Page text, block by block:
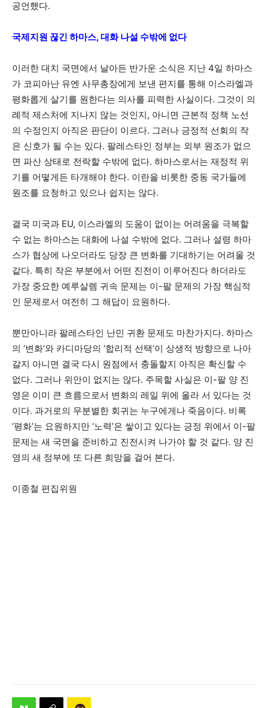
공언했다.
국제지원 끊긴 하마스, 대화 나설 수밖에 없다
이러한 대치 국면에서 날아든 반가운 소식은 지난 4일 하마스
가 코피아난 유엔 사무총장에게 보낸 편지를 통해 이스라엘과
평화롭게 살기를 원한다는 의사를 피력한 사실이다. 그것이 의
례적 제스처에 지나지 않는 것인지, 아니면 근본적 정책 노선
의 수정인지 아직은 판단이 이르다. 그러나 긍정적 선회의 작
은 신호가 될 수는 있다. 팔레스타인 정부는 외부 원조가 없으
면 파산 상태로 전락할 수밖에 없다. 하마스로서는 재정적 위
기를 어떻게든 타개해야 한다. 이란을 비롯한 중동 국가들에
원조를 요청하고 있으나 쉽지는 않다.
결국 미국과 EU, 이스라엘의 도움이 없이는 어려움을 극복할
수 없는 하마스는 대화에 나설 수밖에 없다. 그러나 설령 하마
스가 협상에 나오더라도 당장 큰 변화를 기대하기는 어려울 것
같다. 특히 작은 부분에서 어떤 진전이 이루어진다 하더라도
가장 중요한 예루살렘 귀속 문제는 이-팔 문제의 가장 핵심적
인 문제로서 여전히 그 해답이 요원하다.
뿐만아니라 팔레스타인 난민 귀환 문제도 마찬가지다. 하마스
의 ‘변화’와 카디마당의 ‘합리적 선택’이 상생적 방향으로 나아
갈지 아니면 결국 다시 원점에서 충돌할지 아직은 확신할 수
없다. 그러나 위안이 없지는 않다. 주목할 사실은 이-팔 양 진
영은 이미 큰 흐름으로서 변화의 레일 위에 올라 서 있다는 것
이다. 과거로의 무분별한 회귀는 누구에게나 죽음이다. 비록
‘평화’는 요원하지만 ‘노력’은 쌓이고 있다는 긍정 위에서 이-팔
문제는 새 국면을 준비하고 진전시켜 나가야 할 것 같다. 양 진
영의 새 정부에 또 다른 희망을 걸어 본다.
이종철 편집위원